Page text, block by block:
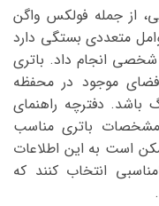
از جمله فولکس واگن
متعددی بستگی دارد
انجام داد. باتری
فضای موجود در محفظه
باشد. دفترچه راهنمای
مشخصات باتری مناسب
است به این اطلاعات
انتخاب کنند که